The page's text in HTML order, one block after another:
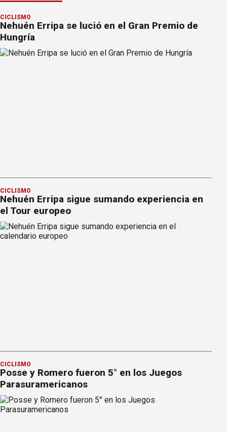
CICLISMO
Nehuén Erripa se lució en el Gran Premio de
Hungría
CICLISMO
Nehuén Erripa sigue sumando experiencia en
el Tour europeo
CICLISMO
Posse y Romero fueron 5° en los Juegos
Parasuramericanos